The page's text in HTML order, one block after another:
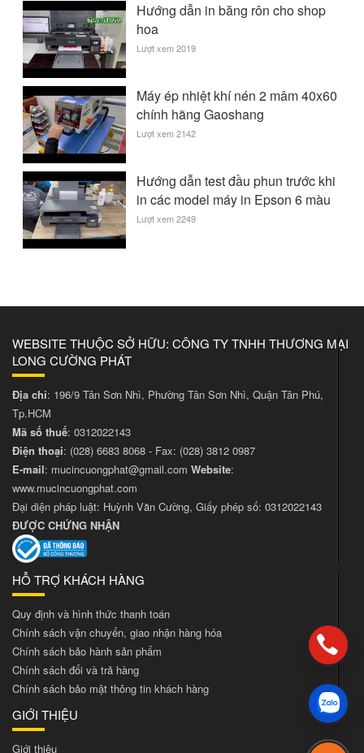
Hướng dẫn in băng rôn cho shop
hoa
Lượt xem 2019
Máy ép nhiệt khí nén 2 mâm 40x60
chính hãng Gaoshang
Lượt xem 2142
Hướng dẫn test đầu phun trước khi
in các model máy in Epson 6 màu
Lượt xem 2249
WEBSITE THUỘC SỞ HỮU: CÔNG TY TNHH THƯƠNG MẠI
LONG CƯỜNG PHÁT
Địa chỉ: 196/9 Tân Sơn Nhì, Phường Tân Sơn Nhì, Quận Tân Phú,
Tp.HCM
Mã số thuế: 0312022143
Điện thoại: (028) 6683 8068 - Fax: (028) 3812 0987
E-mail: mucincuongphat@gmail.com Website:
www.mucincuongphat.com
Đại diện pháp luật: Huỳnh Văn Cường, Giấy phép số: 0312022143
ĐƯỢC CHỨNG NHẬN
HỖ TRỢ KHÁCH HÀNG
Quy định và hình thức thanh toán
Chính sách vận chuyển, giao nhận hàng hóa
Chính sách bảo hành sản phẩm
Chính sách đổi và trả hàng
Chính sách bảo mật thông tin khách hàng
GIỚI THIỆU
Giới thiệu